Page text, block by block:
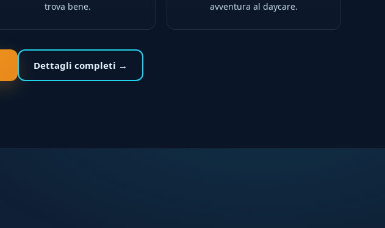
trova bene.
avventura al daycare.
Dettagli completi →